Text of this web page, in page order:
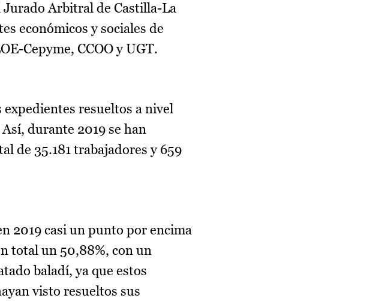
Jurado Arbitral de Castilla-La
económicos y sociales de
Cepyme, CCOO y UGT.
expedientes resueltos a nivel
durante 2019 se han
de 35.181 trabajadores y 659
2019 casi un punto por encima
total un 50,88%, con un
baladí, ya que estos
visto resueltos sus